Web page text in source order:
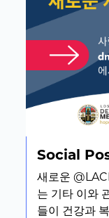
Social
새로운
는 기타 이와
들이 건강과